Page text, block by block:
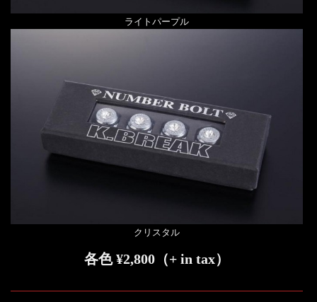
ライトパープル
クリスタル
各色 ¥2,800（+ in tax）